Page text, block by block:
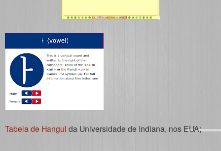
Tabela de Hangul da Universidade de Indiana, nos EUA;